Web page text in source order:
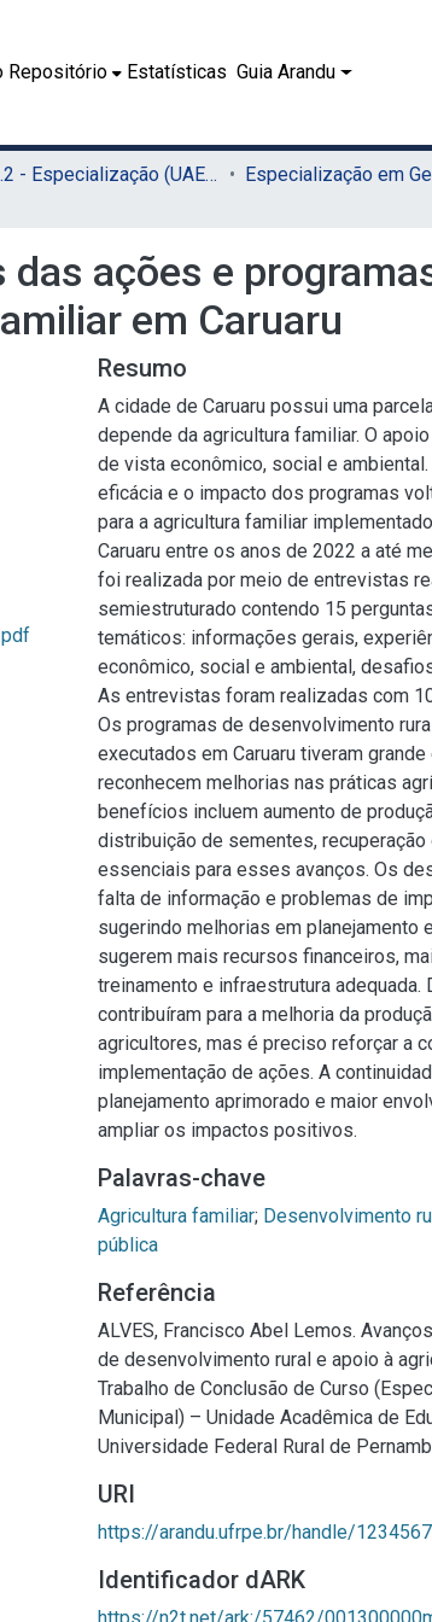
Repositório Estatísticas Guia Arandu
02.2 - Especialização (UAEADTec)
ações e
em Caruaru
Resumo
A cidade de Caruaru possui uma
depende da agricultura familiar. O
de vista econômico, social e
eficácia e o impacto dos programas
para a agricultura familiar
Caruaru entre os anos de 2022 a até
foi realizada por meio de entrevistas
semiestruturado contendo 15
temáticos: informações gerais,
econômico, social e ambiental,
As entrevistas foram realizadas com
Os programas de desenvolvimento
executados em Caruaru tiveram
reconhecem melhorias nas práticas
benefícios incluem aumento de
distribuição de sementes,
essenciais para esses avanços. Os
falta de informação e problemas de
sugerindo melhorias em planejamento
sugerem mais recursos financeiros,
treinamento e infraestrutura
contribuíram para a melhoria da
agricultores, mas é preciso reforçar a
implementação de ações. A
planejamento aprimorado e maior
ampliar os impactos positivos.
Palavras-chave
Agricultura familiar; Desenvolvimento
pública
Referência
ALVES, Francisco Abel Lemos.
de desenvolvimento rural e apoio à
Trabalho de Conclusão de Curso
Municipal) – Unidade Acadêmica de
Universidade Federal Rural de
URI
https://arandu.ufrpe.br/handle/
Identificador dARK